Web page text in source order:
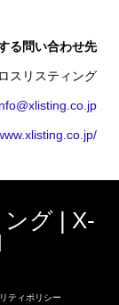
る問い合わせ先
スリスティング
グ | X-
ティポリシー